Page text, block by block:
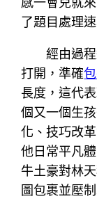
了題目處理
經由過
打開，準確
長度，這代
個又一個生
化、技巧改
他日常平凡
牛土豪對林
圖包裹並壓